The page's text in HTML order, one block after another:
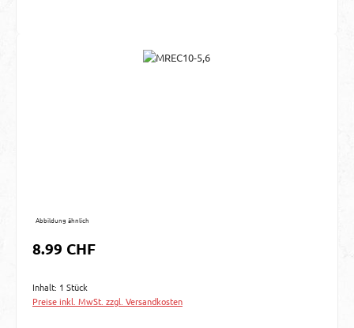
Bildergalerie überspringen
Abbildung ähnlich
Regulärer Preis:
8.99 CHF
Inhalt: 1 Stück
Preise inkl. MwSt. zzgl. Versandkosten